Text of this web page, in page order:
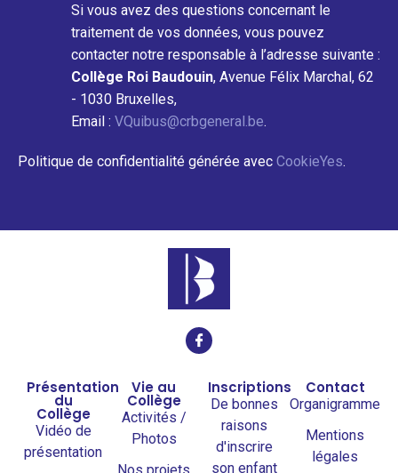
Si vous avez des questions concernant le
traitement de vos données, vous pouvez
contacter notre responsable à l’adresse suivante :
Collège Roi Baudouin, Avenue Félix Marchal, 62
- 1030 Bruxelles,
Email : VQuibus@crbgeneral.be.
Politique de confidentialité générée avec CookieYes.
Présentation
du
Collège
Vidéo de
présentation
Vie au
Collège
Activités /
Photos
Inscriptions
De bonnes
raisons
d'inscrire
son enfant
Contact
Organigramme
Mentions
légales